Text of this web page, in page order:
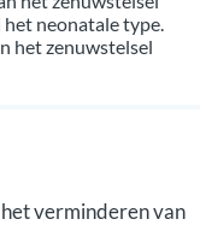
neonatale type.
het zenuwstelsel
verminderen van